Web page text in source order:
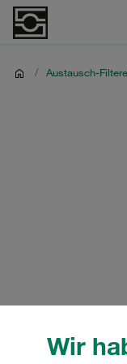
Wir
/ Austausch-